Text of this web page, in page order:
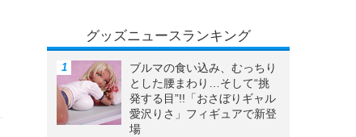
グッズニュースランキング
ブルマの食い込み、むっちり
とした腰まわり…そして“挑
発する目”!!「おさぼりギャル
愛沢りさ」フィギュアで新登
場